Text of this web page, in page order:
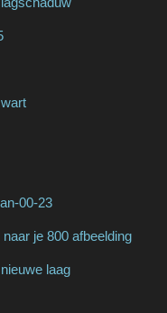
00-23
je 800 afbeelding
laag